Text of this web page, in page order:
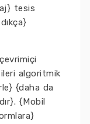
tesis
algoritmik
{daha da
{Mobil